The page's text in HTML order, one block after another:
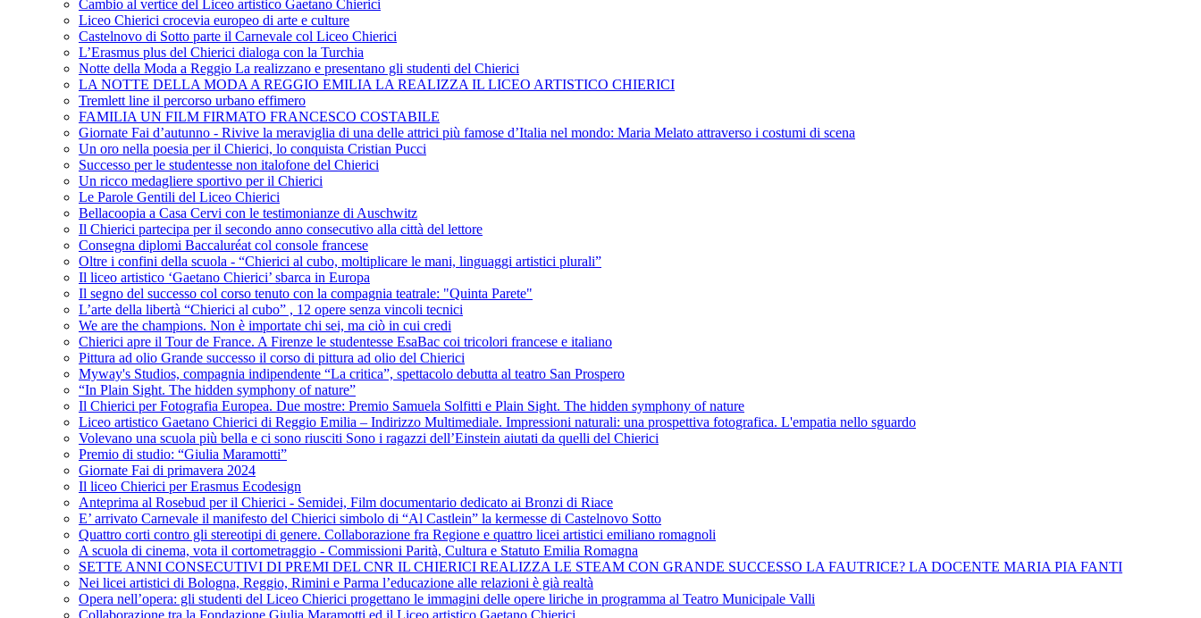
Cambio al vertice del Liceo artistico Gaetano Chierici
Liceo Chierici crocevia europeo di arte e culture
Castelnovo di Sotto parte il Carnevale col Liceo Chierici
L’Erasmus plus del Chierici dialoga con la Turchia
Notte della Moda a Reggio La realizzano e presentano gli studenti del Chierici
LA NOTTE DELLA MODA A REGGIO EMILIA LA REALIZZA IL LICEO ARTISTICO CHIERICI
Tremlett line il percorso urbano effimero
FAMILIA UN FILM FIRMATO FRANCESCO COSTABILE
Giornate Fai d’autunno - Rivive la meraviglia di una delle attrici più famose d’Italia nel mondo: Maria Melato attraverso i costumi di scena
Un oro nella poesia per il Chierici, lo conquista Cristian Pucci
Successo per le studentesse non italofone del Chierici
Un ricco medagliere sportivo per il Chierici
Le Parole Gentili del Liceo Chierici
Bellacoopia a Casa Cervi con le testimonianze di Auschwitz
Il Chierici partecipa per il secondo anno consecutivo alla città del lettore
Consegna diplomi Baccaluréat col console francese
Oltre i confini della scuola - “Chierici al cubo, moltiplicare le mani, linguaggi artistici plurali”
Il liceo artistico ‘Gaetano Chierici’ sbarca in Europa
Il segno del successo col corso tenuto con la compagnia teatrale: "Quinta Parete"
L’arte della libertà “Chierici al cubo” , 12 opere senza vincoli tecnici
We are the champions. Non è importate chi sei, ma ciò in cui credi
Chierici apre il Tour de France. A Firenze le studentesse EsaBac coi tricolori francese e italiano
Pittura ad olio Grande successo il corso di pittura ad olio del Chierici
Myway's Studios, compagnia indipendente “La critica”, spettacolo debutta al teatro San Prospero
“In Plain Sight. The hidden symphony of nature”
Il Chierici per Fotografia Europea. Due mostre: Premio Samuela Solfitti e Plain Sight. The hidden symphony of nature
Liceo artistico Gaetano Chierici di Reggio Emilia – Indirizzo Multimediale. Impressioni naturali: una prospettiva fotografica. L'empatia nello sguardo
Volevano una scuola più bella e ci sono riusciti Sono i ragazzi dell’Einstein aiutati da quelli del Chierici
Premio di studio: “Giulia Maramotti”
Giornate Fai di primavera 2024
Il liceo Chierici per Erasmus Ecodesign
Anteprima al Rosebud per il Chierici - Semidei, Film documentario dedicato ai Bronzi di Riace
E’ arrivato Carnevale il manifesto del Chierici simbolo di “Al Castlein” la kermesse di Castelnovo Sotto
Quattro corti contro gli stereotipi di genere. Collaborazione fra Regione e quattro licei artistici emiliano romagnoli
A scuola di cinema, vota il cortometraggio - Commissioni Parità, Cultura e Statuto Emilia Romagna
SETTE ANNI CONSECUTIVI DI PREMI DEL CNR IL CHIERICI REALIZZA LE STEAM CON GRANDE SUCCESSO LA FAUTRICE? LA DOCENTE MARIA PIA FANTI
Nei licei artistici di Bologna, Reggio, Rimini e Parma l’educazione alle relazioni è già realtà
Opera nell’opera: gli studenti del Liceo Chierici progettano le immagini delle opere liriche in programma al Teatro Municipale Valli